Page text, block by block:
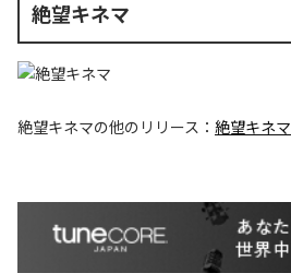
絶望キネマ
絶望キネマの他のリリース： 絶望キネマ